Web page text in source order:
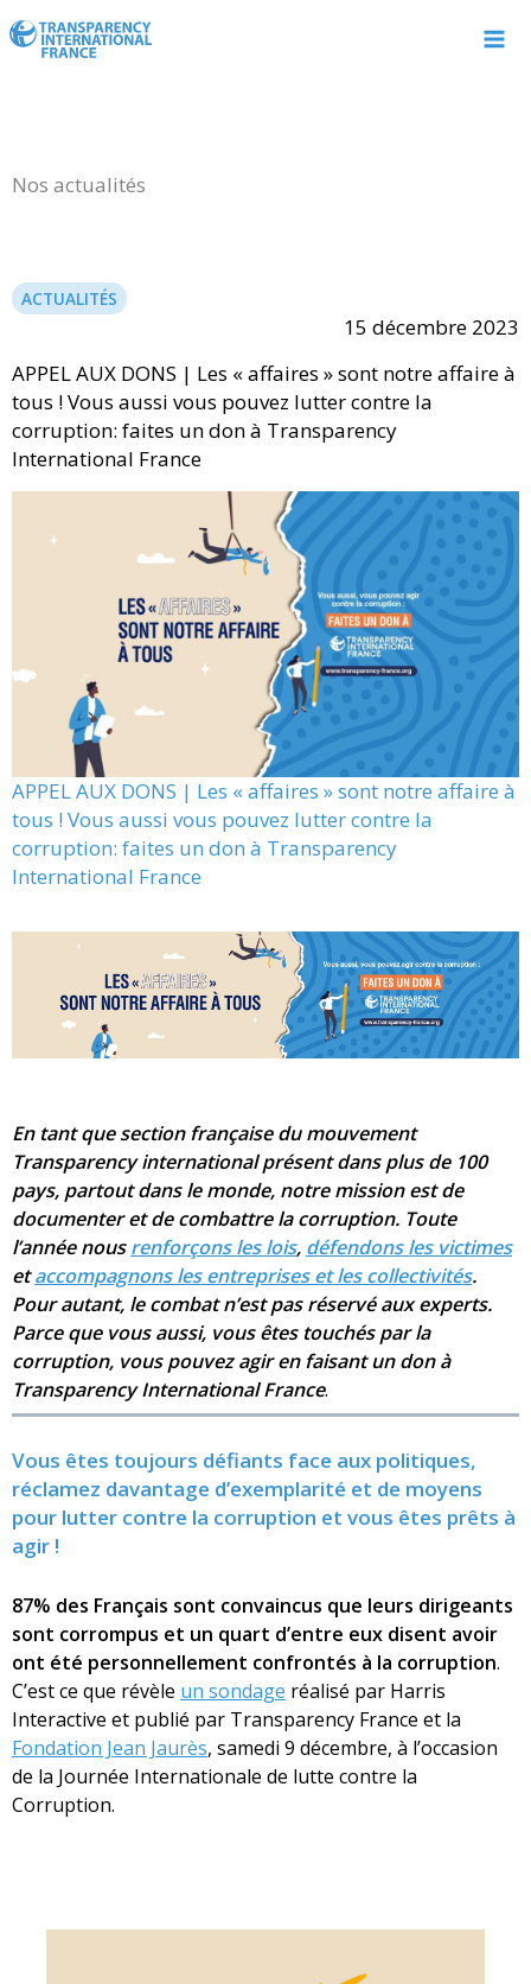
au
Nos actualités
ACTUALITÉS
15 décembre 2023
APPEL AUX DONS | Les « affaires » sont notre affaire à
tous ! Vous aussi vous pouvez lutter contre la
corruption: faites un don à Transparency
International France
APPEL AUX DONS | Les « affaires » sont notre affaire à
tous ! Vous aussi vous pouvez lutter contre la
corruption: faites un don à Transparency
International France
En tant que section française du mouvement
Transparency international présent dans plus de 100
pays, partout dans le monde, notre mission est de
documenter et de combattre la corruption. Toute
l’année nousrenforçons les lois, défendons les victimes
etaccompagnons les entreprises et les collectivités.
Pour autant, le combat n’est pas réservé aux experts.
Parce que vous aussi, vous êtes touchés par la
corruption, vous pouvez agir en faisant un don à
Transparency International France.
Vous êtes toujours défiants face aux politiques,
réclamez davantage d’exemplarité et de moyens
pour lutter contre la corruption et vous êtes prêts à
agir !
87% des Français sont convaincus que leurs dirigeants
sont corrompus et un quart d’entre eux disent avoir
ont été personnellement confrontés à la corruption.
C’est ce que révèle un sondage réalisé par Harris
Interactive et publié par Transparency France et la
Fondation Jean Jaurès, samedi 9 décembre, à l’occasion
de la Journée Internationale de lutte contre la
Corruption.